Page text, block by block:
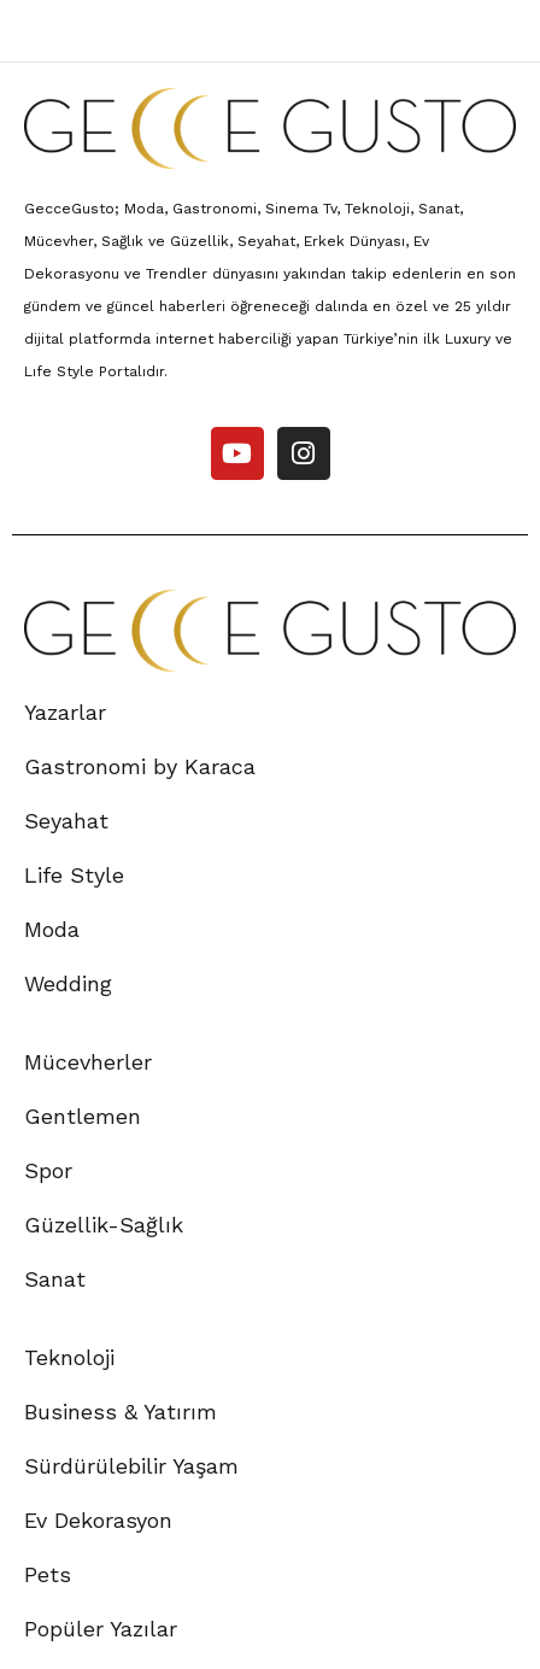
GecceGusto; Moda, Gastronomi, Sinema Tv, Teknoloji, Sanat,
Mücevher, Sağlık ve Güzellik, Seyahat, Erkek Dünyası, Ev
Dekorasyonu ve Trendler dünyasını yakından takip edenlerin en son
gündem ve güncel haberleri öğreneceği dalında en özel ve 25 yıldır
dijital platformda internet haberciliği yapan Türkiye’nin ilk Luxury ve
Lıfe Style Portalıdır.
Yazarlar
Gastronomi by Karaca
Seyahat
Life Style
Moda
Wedding
Mücevherler
Gentlemen
Spor
Güzellik-Sağlık
Sanat
Teknoloji
Business & Yatırım
Sürdürülebilir Yaşam
Ev Dekorasyon
Pets
Popüler Yazılar